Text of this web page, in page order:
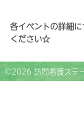
各イベントの詳細
ください☆
©2026 訪問看護ステ